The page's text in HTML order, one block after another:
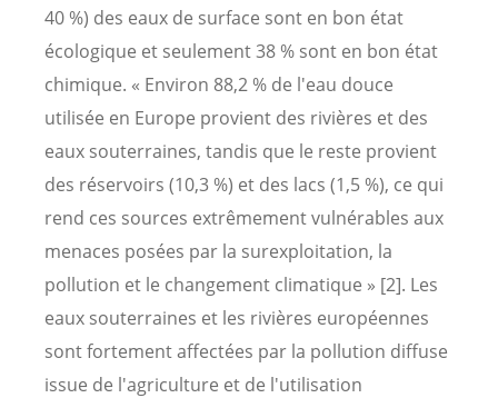
40 %) des eaux de surface sont en bon état
écologique et seulement 38 % sont en bon état
chimique. « Environ 88,2 % de l'eau douce
utilisée en Europe provient des rivières et des
eaux souterraines, tandis que le reste provient
des réservoirs (10,3 %) et des lacs (1,5 %), ce qui
rend ces sources extrêmement vulnérables aux
menaces posées par la surexploitation, la
pollution et le changement climatique » [2]. Les
eaux souterraines et les rivières européennes
sont fortement affectées par la pollution diffuse
issue de l'agriculture et de l'utilisation